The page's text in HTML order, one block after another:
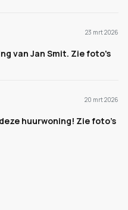
23 mrt 2026
van Jan Smit. Zie foto's
20 mrt 2026
huurwoning! Zie foto’s